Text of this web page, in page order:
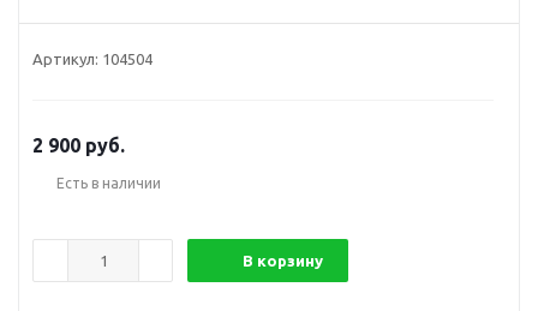
Артикул: 104504
2 900 руб.
Есть в наличии
В корзину